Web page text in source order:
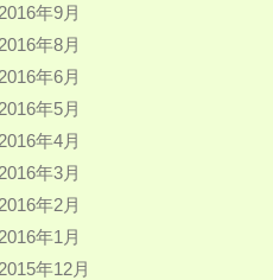
2016年9月
2016年8月
2016年6月
2016年5月
2016年4月
2016年3月
2016年2月
2016年1月
2015年12月